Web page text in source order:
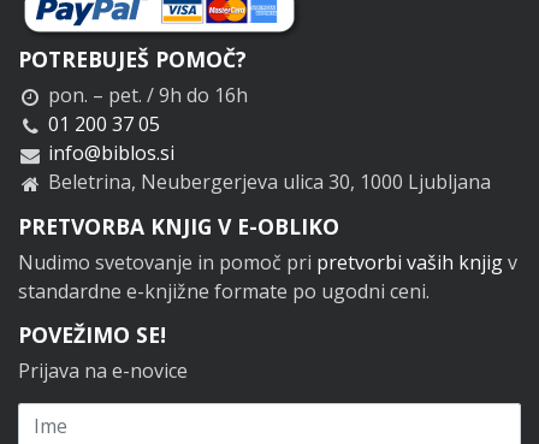
POTREBUJEŠ POMOČ?
pon. – pet. / 9h do 16h
01 200 37 05
info@biblos.si
Beletrina, Neubergerjeva ulica 30, 1000 Ljubljana
PRETVORBA KNJIG V E-OBLIKO
Nudimo svetovanje in pomoč pri pretvorbi vaših knjigv
standardne e-knjižne formate po ugodni ceni.
POVEŽIMO SE!
Prijava na e-novice